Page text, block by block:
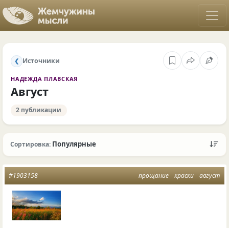
❮ Источники
НАДЕЖДА ПЛАВСКАЯ
Август
2 публикации
Сортировка: Популярные
прощание краски август
#1903158